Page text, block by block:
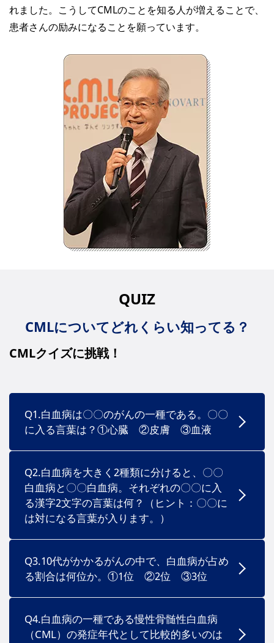
れました。こうしてCMLのことを知る人が増えることで、
患者さんの励みになることを願っています。
QUIZ
CMLについてどれくらい知ってる？
CMLクイズに挑戦！
Q1.白血病は〇〇のがんの一種である。〇〇
に入る言葉は？①心臓 ②皮膚 ③血液
Q2.白血病を大きく2種類に分けると、〇〇
白血病と〇〇白血病。それぞれの〇〇に入
る漢字2文字の言葉は何？（ヒント：〇〇に
は対になる言葉が入ります。）
Q3.10代がかかるがんの中で、白血病が占め
る割合は何位か。①1位 ②2位 ③3位
Q4.白血病の一種である慢性骨髄性白血病
（CML）の発症年代として比較的多いのは